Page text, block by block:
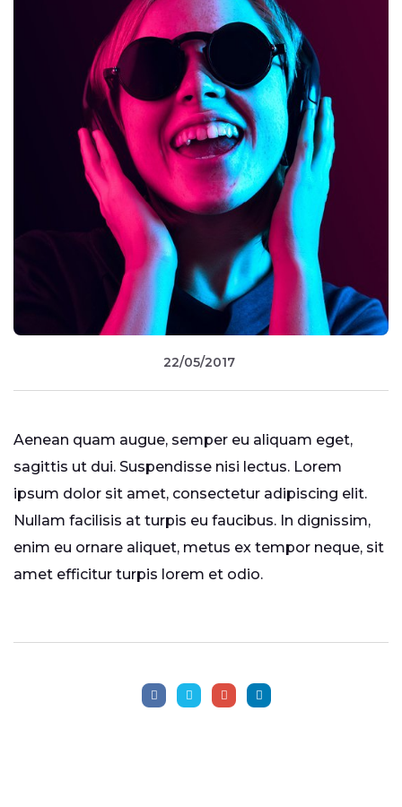
22/05/2017
Aenean quam augue, semper eu aliquam eget,
sagittis ut dui. Suspendisse nisi lectus. Lorem
ipsum dolor sit amet, consectetur adipiscing elit.
Nullam facilisis at turpis eu faucibus. In dignissim,
enim eu ornare aliquet, metus ex tempor neque, sit
amet efficitur turpis lorem et odio.